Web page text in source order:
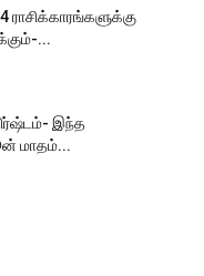
...
இந்த
மாதம்...